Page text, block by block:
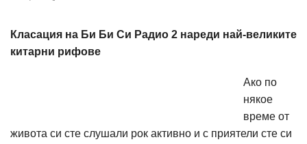
Класация на Би Би Си Радио 2 нареди най-великите
китарни рифове
Ако по
някое
време от
живота си сте слушали рок активно и с приятели сте си